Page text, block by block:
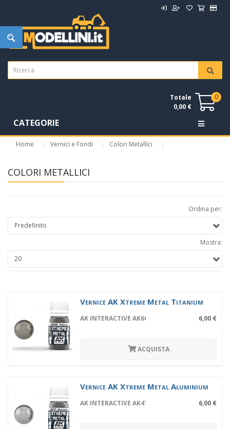
0
Totale
0,00 €
CATEGORIE
Home Vernici e Fondi Colori Metallici
COLORI METALLICI
Ordina per:
Mostra:
Vernice AK Xtreme Metal Titanium
AK INTERACTIVE AK669 6,00 €
ACQUISTA
Vernice AK Xtreme Metal Aluminium
AK INTERACTIVE AK479 6,00 €